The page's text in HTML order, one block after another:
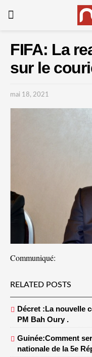
FIFA: La
sur le
mai 18, 2021
Communiqué:
RELATED POSTS
Décret :La nouvelle
PM Bah Oury .
Guinée:Comment
nationale de la 5e